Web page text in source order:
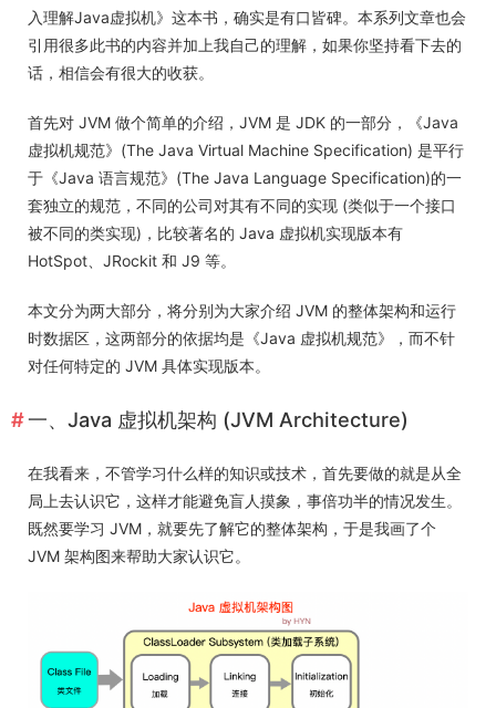
入理解Java虚拟机》这本书，确实是有口皆碑。本系列文章也会
引用很多此书的内容并加上我自己的理解，如果你坚持看下去的
话，相信会有很大的收获。
首先对 JVM 做个简单的介绍，JVM 是 JDK 的一部分，《Java
虚拟机规范》(The Java Virtual Machine Specification) 是平行
于《Java 语言规范》(The Java Language Specification)的一
套独立的规范，不同的公司对其有不同的实现 (类似于一个接口
被不同的类实现)，比较著名的 Java 虚拟机实现版本有
HotSpot、JRockit 和 J9 等。
本文分为两大部分，将分别为大家介绍 JVM 的整体架构和运行
时数据区，这两部分的依据均是《Java 虚拟机规范》，而不针
对任何特定的 JVM 具体实现版本。
一、Java 虚拟机架构 (JVM Architecture)
在我看来，不管学习什么样的知识或技术，首先要做的就是从全
局上去认识它，这样才能避免盲人摸象，事倍功半的情况发生。
既然要学习 JVM，就要先了解它的整体架构，于是我画了个
JVM 架构图来帮助大家认识它。